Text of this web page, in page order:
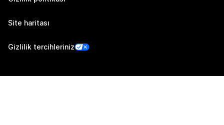
Site haritası
Gizlilik tercihleriniz